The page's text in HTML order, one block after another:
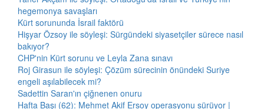
hegemonya savaşları
Kürt sorununda İsrail faktörü
Hişyar Özsoy ile söyleşi: Sürgündeki siyasetçiler sürece nasıl
bakıyor?
CHP'nin Kürt sorunu ve Leyla Zana sınavı
Roj Girasun ile söyleşi: Çözüm sürecinin önündeki Suriye
engeli aşılabilecek mi?
Sadettin Saran'ın çiğnenen onuru
Hafta Başı (62): Mehmet Akif Ersoy operasyonu sürüyor |